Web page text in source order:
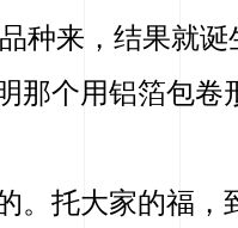
种来，结果就诞
那个用铝箔包卷
。托大家的福，